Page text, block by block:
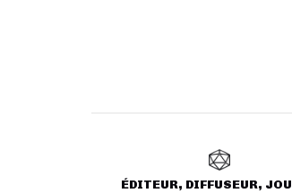
ÉDITEUR, DIFFUSEUR,